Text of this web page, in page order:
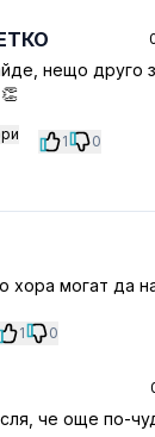
нещо друго
1 0
хора могат да
1 0
че още по-